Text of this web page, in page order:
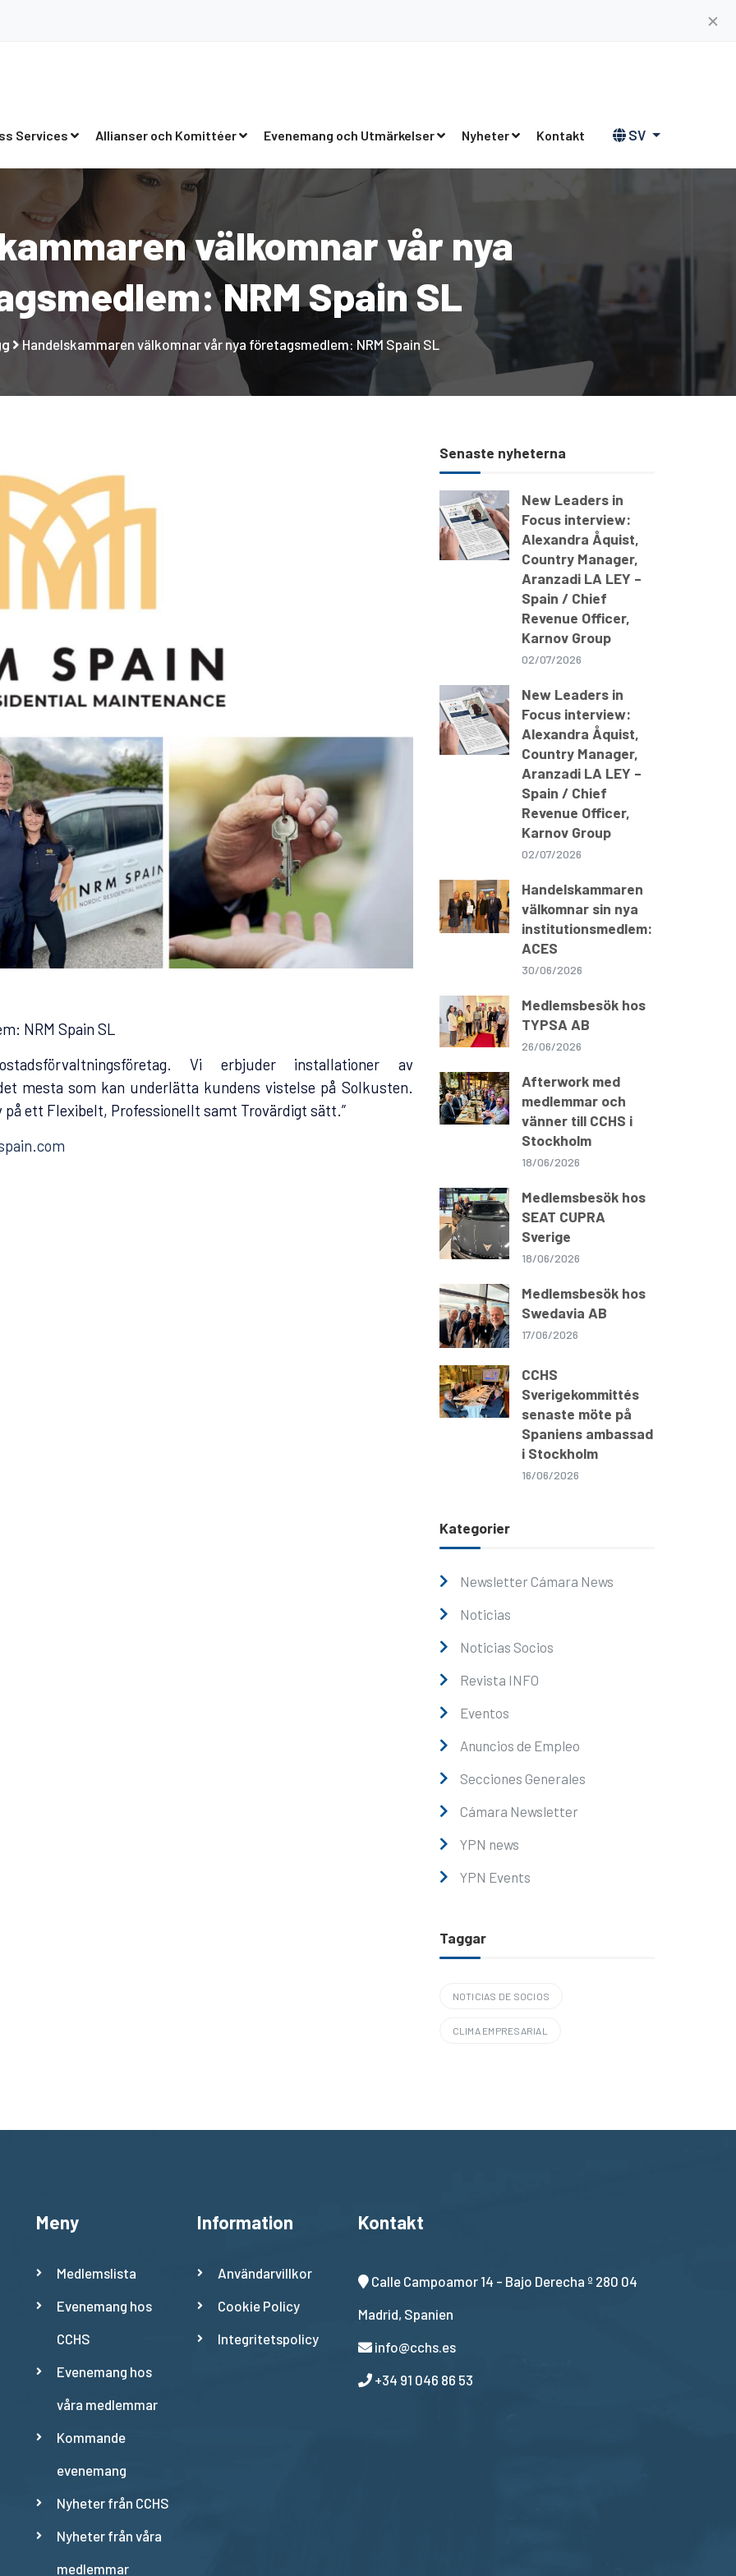
✕
Services Allianser och Komittéer Evenemang och Utmärkelser Nyheter Kontakt SV
välkomnar vår nya
NRM Spain SL
Handelskammaren välkomnar vår nya företagsmedlem: NRM Spain SL
NRM Spain SL
Vi erbjuder installationer av
mesta som kan underlätta kundens vistelse på Solkusten.
ett Flexibelt, Professionellt samt Trovärdigt sätt.”
Senaste nyheterna
New Leaders in
Focus interview:
Alexandra Åquist,
Country Manager,
Aranzadi LA LEY –
Spain / Chief
Revenue Officer,
Karnov Group
02/07/2026
New Leaders in
Focus interview:
Alexandra Åquist,
Country Manager,
Aranzadi LA LEY –
Spain / Chief
Revenue Officer,
Karnov Group
02/07/2026
Handelskammaren
välkomnar sin nya
institutionsmedlem:
ACES
30/06/2026
Medlemsbesök hos
TYPSA AB
26/06/2026
Afterwork med
medlemmar och
vänner till CCHS i
Stockholm
18/06/2026
Medlemsbesök hos
SEAT CUPRA
Sverige
18/06/2026
Medlemsbesök hos
Swedavia AB
17/06/2026
CCHS
Sverigekommittés
senaste möte på
Spaniens ambassad
i Stockholm
16/06/2026
Kategorier
Newsletter Cámara News
Noticias
Noticias Socios
Revista INFO
Eventos
Anuncios de Empleo
Secciones Generales
Cámara Newsletter
YPN news
YPN Events
Taggar
NOTICIAS DE SOCIOS
CLIMA EMPRESARIAL
Meny
Medlemslista
Evenemang hos
CCHS
Evenemang hos
våra medlemmar
Kommande
evenemang
Nyheter från CCHS
Nyheter från våra
medlemmar
Information
Användarvillkor
Cookie Policy
Integritetspolicy
Kontakt
Calle Campoamor 14 - Bajo Derecha º 280 04
Madrid, Spanien
info@cchs.es
+34 91 046 86 53